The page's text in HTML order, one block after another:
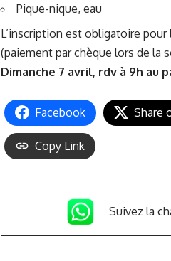
Pique-nique, eau
L’inscription est obligatoire
(paiement par chèque lors de la
Dimanche 7 avril, rdv à 9h au
Facebook Share
Copy Link
Suivez la